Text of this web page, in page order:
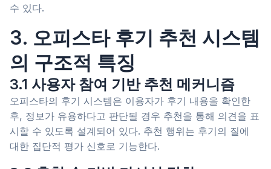
수 있다.
3. 오피스타 후기 추천 시스템
의 구조적 특징
3.1 사용자 참여 기반 추천 메커니즘
오피스타의 후기 시스템은 이용자가 후기 내용을 확인한
후, 정보가 유용하다고 판단될 경우 추천을 통해 의견을 표
시할 수 있도록 설계되어 있다. 추천 행위는 후기의 질에
대한 집단적 평가 신호로 기능한다.